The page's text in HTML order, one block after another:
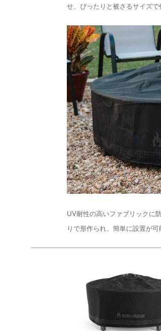
せ、ぴったりと被さるサイズで
UV耐性の高いファブリックに
りで形作られ、簡単に設置が